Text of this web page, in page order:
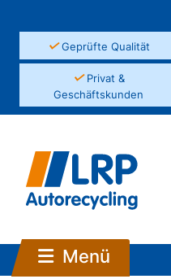
✓Geprüfte Qualität
✓Privat &
Geschäftskunden
Menü